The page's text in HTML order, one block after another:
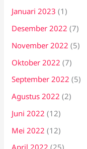
Januari 2023 (1)
Desember 2022 (7)
November 2022 (5)
Oktober 2022 (7)
September 2022 (5)
Agustus 2022 (2)
Juni 2022 (12)
Mei 2022 (12)